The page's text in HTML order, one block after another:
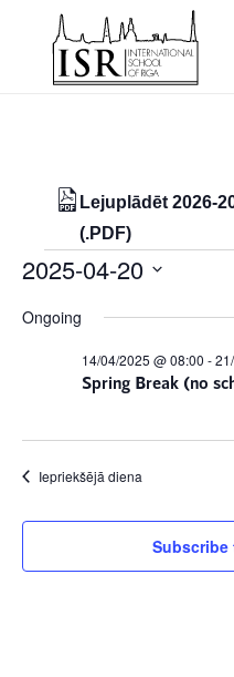
Lejuplādēt 2026-
(.PDF)
Notikumi
for
20/04/
2025-04-20
date.
Ongoing
Spring Break (no
14/04/2025 @ 08:00 -
Iepriekšējā diena
Subscribe